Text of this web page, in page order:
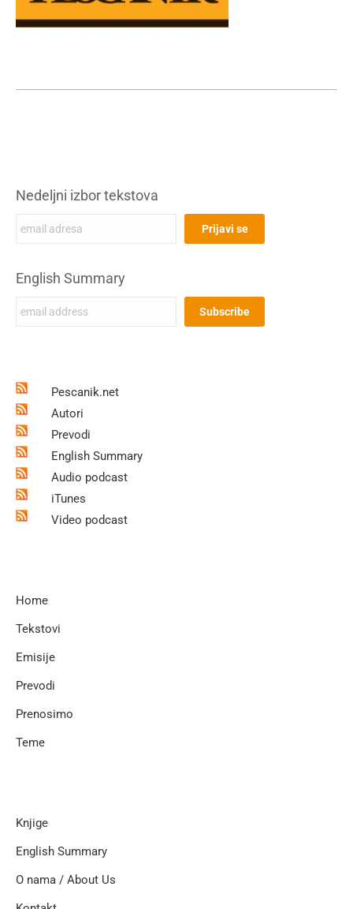
Nedeljni izbor tekstova
English Summary
Pescanik.net
Autori
Prevodi
English Summary
Audio podcast
iTunes
Video podcast
Home
Tekstovi
Emisije
Prevodi
Prenosimo
Teme
Knjige
English Summary
O nama / About Us